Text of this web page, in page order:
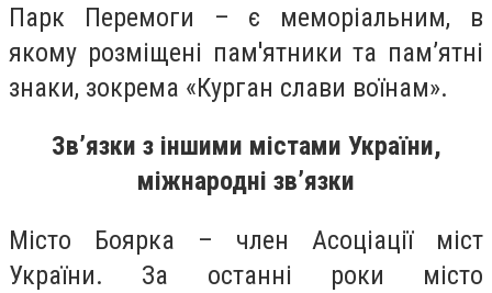
Парк Перемоги – є меморіальним, в
якому розміщені пам'ятники та пам’ятні
знаки, зокрема «Курган слави воїнам».
Зв’язки з іншими містами України,
міжнародні зв’язки
Місто Боярка – член Асоціації міст
України. За останні роки місто